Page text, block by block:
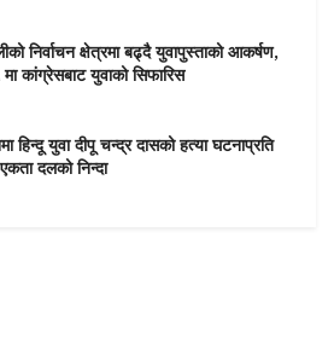
निर्वाचन क्षेत्रमा बढ्दै युवापुस्ताको आकर्षण,
कांग्रेसबाट युवाको सिफारिस
हिन्दू युवा दीपू चन्द्र दासको हत्या घटनाप्रति
एकता दलको निन्दा